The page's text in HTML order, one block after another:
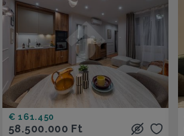
€ 161.450
58.500.000 Ft